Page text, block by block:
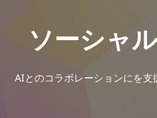
ソーシャ
AIとのコラボレーションにを支